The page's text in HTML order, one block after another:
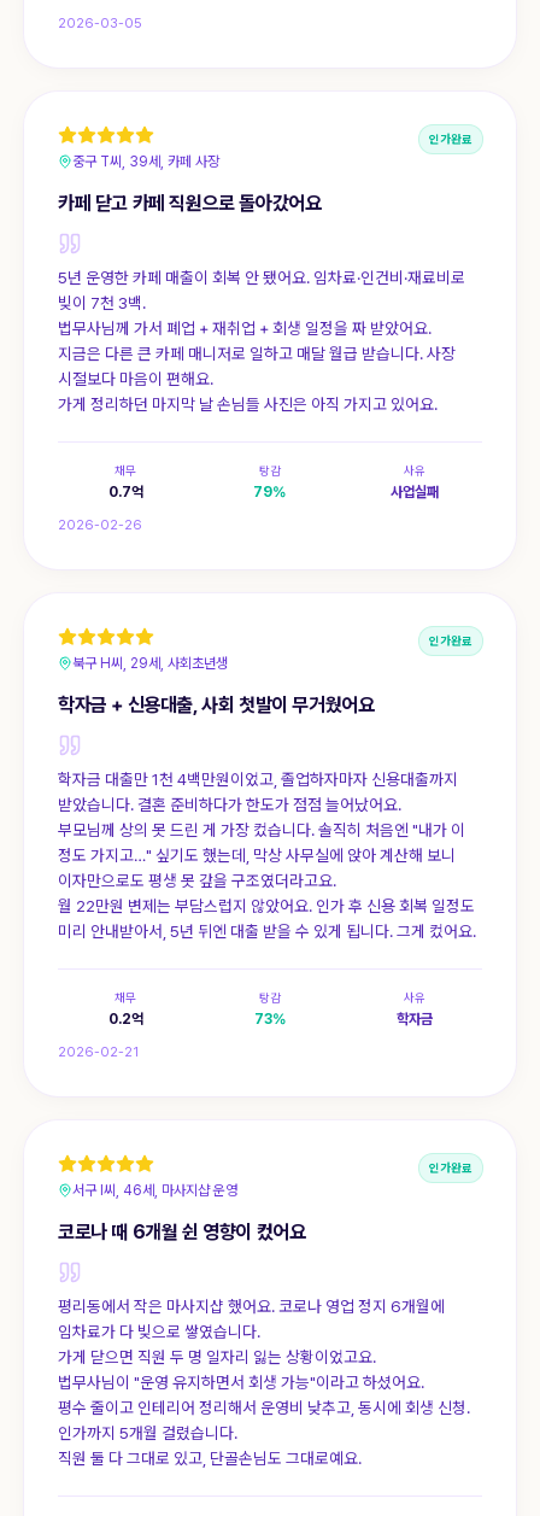
2026-03-05
중구 T씨, 39세, 카페 사장
인가완료
카페 닫고 카페 직원으로 돌아갔어요
5년 운영한 카페 매출이 회복 안 됐어요. 임차료·인건비·재료비로
빚이 7천 3백.
법무사님께 가서 폐업 + 재취업 + 회생 일정을 짜 받았어요.
지금은 다른 큰 카페 매니저로 일하고 매달 월급 받습니다. 사장
시절보다 마음이 편해요.
가게 정리하던 마지막 날 손님들 사진은 아직 가지고 있어요.
채무
0.7억
탕감
79%
사유
사업실패
2026-02-26
북구 H씨, 29세, 사회초년생
인가완료
학자금 + 신용대출, 사회 첫발이 무거웠어요
학자금 대출만 1천 4백만원이었고, 졸업하자마자 신용대출까지
받았습니다. 결혼 준비하다가 한도가 점점 늘어났어요.
부모님께 상의 못 드린 게 가장 컸습니다. 솔직히 처음엔 "내가 이
정도 가지고…" 싶기도 했는데, 막상 사무실에 앉아 계산해 보니
이자만으로도 평생 못 갚을 구조였더라고요.
월 22만원 변제는 부담스럽지 않았어요. 인가 후 신용 회복 일정도
미리 안내받아서, 5년 뒤엔 대출 받을 수 있게 됩니다. 그게 컸어요.
채무
0.2억
탕감
73%
사유
학자금
2026-02-21
서구 I씨, 46세, 마사지샵 운영
인가완료
코로나 때 6개월 쉰 영향이 컸어요
평리동에서 작은 마사지샵 했어요. 코로나 영업 정지 6개월에
임차료가 다 빚으로 쌓였습니다.
가게 닫으면 직원 두 명 일자리 잃는 상황이었고요.
법무사님이 "운영 유지하면서 회생 가능"이라고 하셨어요.
평수 줄이고 인테리어 정리해서 운영비 낮추고, 동시에 회생 신청.
인가까지 5개월 걸렸습니다.
직원 둘 다 그대로 있고, 단골손님도 그대로예요.